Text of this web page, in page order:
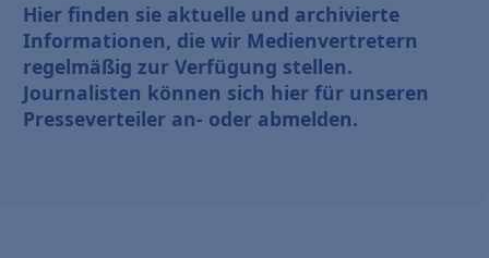
Hier finden sie aktuelle und archivierte
Informationen, die wir Medienvertretern
regelmäßig zur Verfügung stellen.
Journalisten können sich hier für unseren
Presseverteiler an- oder abmelden.